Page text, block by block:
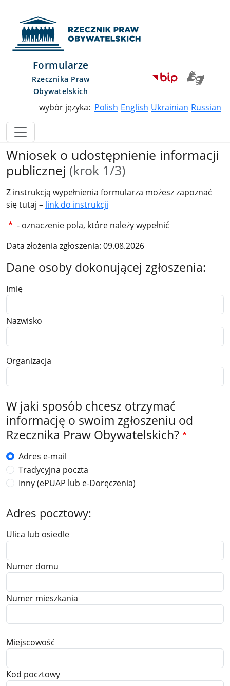
Rzecznik Praw Obywatelskich
Formularze
Rzecznika Praw
Obywatelskich
wybór języka: Polish English Ukrainian Russian
Wniosek o udostępnienie informacji
publicznej (krok 1/3)
Z instrukcją wypełnienia formularza możesz zapoznać
się tutaj – link do instrukcji
- oznaczenie pola, które należy wypełnić
Data złożenia zgłoszenia: 09.08.2026
Dane osoby dokonującej zgłoszenia:
Imię
Nazwisko
Organizacja
W jaki sposób chcesz otrzymać
informację o swoim zgłoszeniu od
Rzecznika Praw Obywatelskich?
Adres e-mail
Tradycyjna poczta
Inny (ePUAP lub e-Doręczenia)
Adres pocztowy:
Ulica lub osiedle
Numer domu
Numer mieszkania
Miejscowość
Kod pocztowy